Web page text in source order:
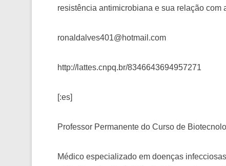
resistência antimicrobiana e sua relação com
ronaldalves401@hotmail.com
http://lattes.cnpq.br/8346643694957271
[:es]
Professor Permanente do Curso de
Médico especializado em doenças